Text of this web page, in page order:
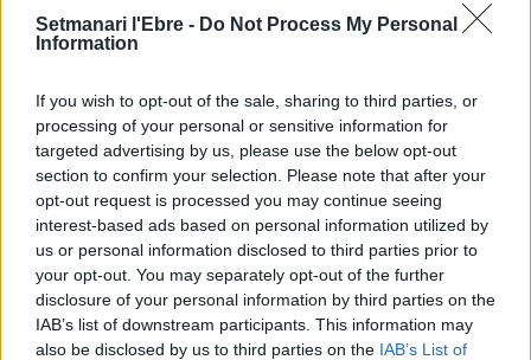
Setmanari l'Ebre - Do Not Process My Personal
Information
If you wish to opt-out of the sale, sharing to third parties, or
processing of your personal or sensitive information for
targeted advertising by us, please use the below opt-out
section to confirm your selection. Please note that after your
opt-out request is processed you may continue seeing
interest-based ads based on personal information utilized by
us or personal information disclosed to third parties prior to
your opt-out. You may separately opt-out of the further
disclosure of your personal information by third parties on the
IAB’s list of downstream participants. This information may
also be disclosed by us to third parties on the IAB’s List of
L’Ajuntament de Tortosa amplia el
termini de les obres de l’aparcament
7 d'agost de 2026
Amposta recupera les Cases del Castell
i culmina un projecte estratègic que
vincula patrimoni, turisme i
gastronomia
6 d'agost de 2026
Els vestits de paper guanyen força
enguany amb més modistes i gairebé
40 peces a concurs